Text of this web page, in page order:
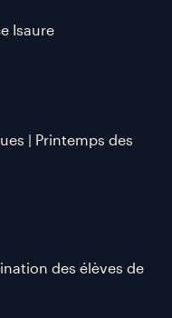
Isaure
| Printemps des
des élèves de